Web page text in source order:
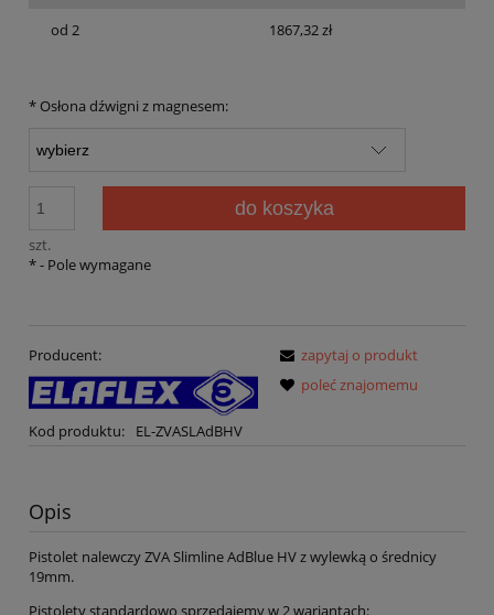
od 2 1867,32 zł
* Osłona dźwigni z magnesem:
szt.
do koszyka
*- Pole wymagane
Producent:
Kod produktu: EL-ZVASLAdBHV
zapytaj o produkt
poleć znajomemu
Opis
Pistolet nalewczy ZVA Slimline AdBlue HV z wylewką o średnicy
19mm.
Pistolety standardowo sprzedajemy w 2 wariantach: